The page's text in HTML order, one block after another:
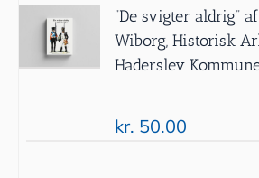
”De svigter aldrig”
Wiborg, Historisk
Haderslev
kr. 50.00